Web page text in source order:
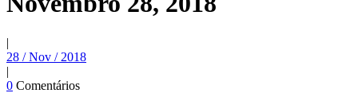
|
28 / Nov / 2018
|
0 Comentários